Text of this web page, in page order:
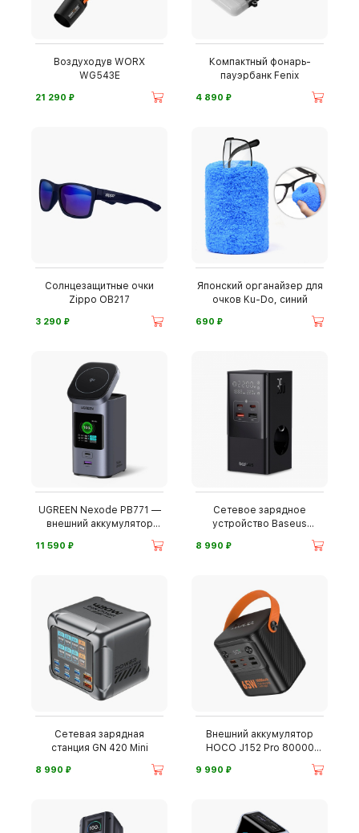
Воздуходув WORX
WG543E
21 290 ⃏
Компактный фонарь-
пауэрбанк Fenix
4 890 ⃏
Солнцезащитные очки
Zippo OB217
3 290 ⃏
Японский органайзер для
очков Ku-Do, синий
690 ⃏
UGREEN Nexode PB771 —
внешний аккумулятор
11 590 ⃏
Сетевое зарядное
устройство Baseus
8 990 ⃏
Сетевая зарядная
станция GN 420 Mini
8 990 ⃏
Внешний аккумулятор
HOCO J152 Pro 80000
9 990 ⃏